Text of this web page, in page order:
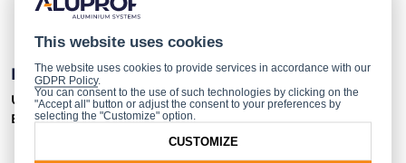
MB-86 EI
Ugniai atspari langų, durų ir pertvarų sistema, atitinkanti
EI15, EW30, EI30 atsparumo ugniai klases
This website uses cookies
The website uses cookies to provide services in accordance with our
GDPR Policy.
You can consent to the use of such technologies by clicking on the
"Accept all" button or adjust the consent to your preferences by
selecting the "Customize" option.
CUSTOMIZE